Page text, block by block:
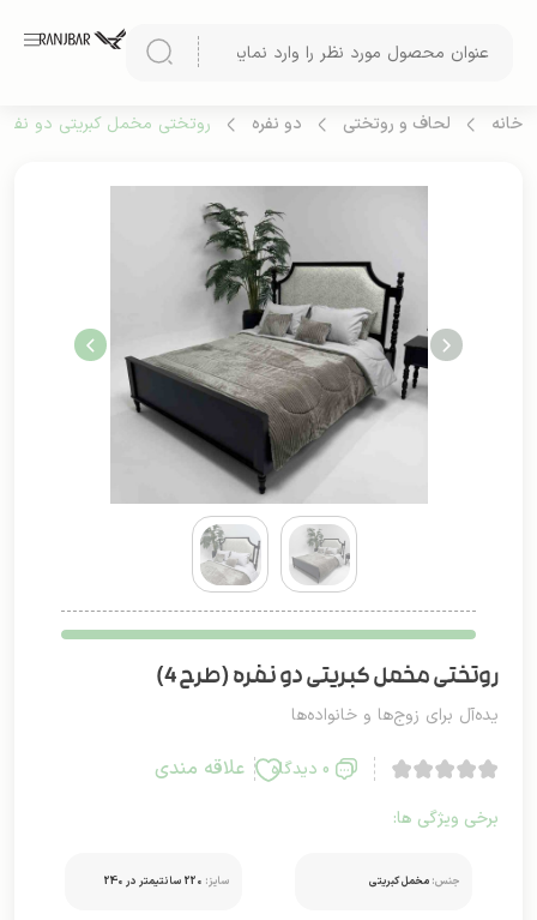
خانه لحاف و روتختی دو نفره روتختی مخمل کبریتی دو
روتختی مخمل کبریتی دو نفره (طرح 4)
یده‌آل برای زوج‌ها و خانواده‌ها
0 دیدگاه علاقه مندی
برخی ویژگی ها:
جنس: مخمل کبریتی سایز: 220 سانتیمتر در 240